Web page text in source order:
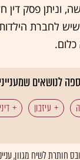
וניתן פסק
לחברת
לנושאים
עיזבון
חותרת לשיח מגוון,